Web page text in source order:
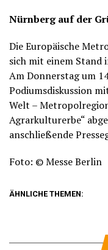
Nürnberg auf der
Die Europäische
sich mit einem Stand
Am Donnerstag um
Podiumsdiskussion
Welt –
Agrarkulturerbe“
anschließende
Foto: © Messe Berlin
ÄHNLICHE THEMEN: